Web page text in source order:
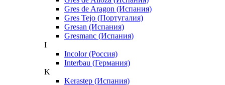
Gres de Aragon (Испания)
Gres Tejo (Португалия)
Gresan (Испания)
Gresmanc (Испания)
I
Incolor (Россия)
Interbau (Германия)
K
Kerastep (Испания)